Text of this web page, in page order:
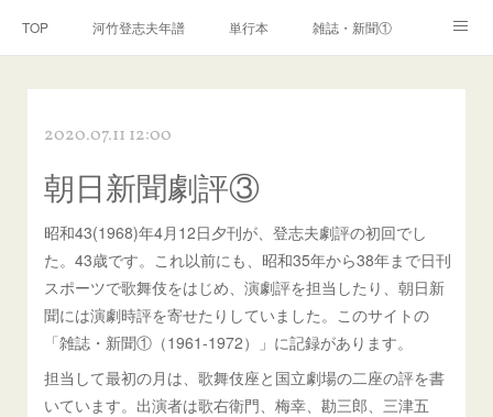
TOP 河竹登志夫年譜 単行本 雑誌・新聞①
河竹繁俊 年譜 河竹黙阿弥 年譜
2020.07.11 12:00
朝日新聞劇評③
昭和43(1968)年4月12日夕刊が、登志夫劇評の初回でし
た。43歳です。これ以前にも、昭和35年から38年まで日刊
スポーツで歌舞伎をはじめ、演劇評を担当したり、朝日新
聞には演劇時評を寄せたりしていました。このサイトの
「雑誌・新聞①（1961-1972）」に記録があります。
担当して最初の月は、歌舞伎座と国立劇場の二座の評を書
いています。出演者は歌右衛門、梅幸、勘三郎、三津五